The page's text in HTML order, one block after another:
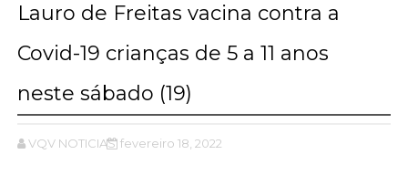
Lauro de Freitas vacina contra a
Covid-19 crianças de 5 a 11 anos
neste sábado (19)
VQV NOTICIAS fevereiro 18, 2022